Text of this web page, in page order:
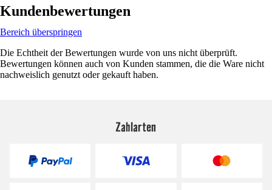
Kundenbewertungen
Bereich überspringen
Die Echtheit der Bewertungen wurde von uns nicht überprüft.
Bewertungen können auch von Kunden stammen, die die Ware nicht
nachweislich genutzt oder gekauft haben.
Zahlarten